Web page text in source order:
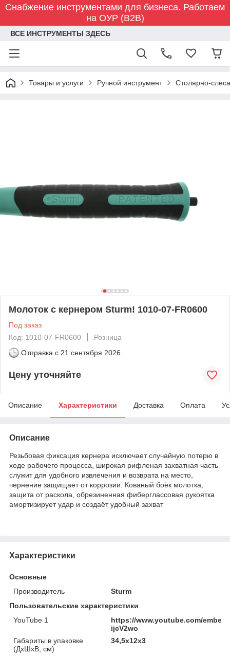
Снабжение инструментами для бизнеса. Работаем
на ОУР (B2B)
ВСЕ ИНСТРУМЕНТЫ ЗДЕСЬ
Товары и услуги Ручной инструмент Столярно-
Молоток с кернером Sturm! 1010-07-FR0600
Под заказ
Код: 1010-07-FR0600
Розница
Отправка с 21 сентября 2026
Цену уточняйте
Описание Характеристики Доставка Оплата
Описание
Резьбовая фиксация кернера исключает случайную потерю в
ходе рабочего процесса, широкая рифленая захватная часть
служит для удобного извлечения и возврата на место,
чернение защищает от коррозии. Кованый боёк молотка,
защита от раскола, обрезиненная фиберглассовая рукоятка
амортизирует удар и создаёт удобный захват
Характеристики
Основные
Производитель
Sturm
Пользовательские характеристики
YouTube 1
https://www.youtube.com/embed/
ijcV2wo
Габариты в упаковке
(ДхШхВ, см)
34,5x12x3